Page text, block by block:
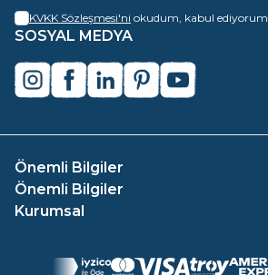
KVKK Sözleşmesi'ni okudum, kabul ediyorum.
SOSYAL MEDYA
instagramfacebooklinkedinpinterestyoutube
Önemli Bilgiler
Önemli Bilgiler
Kurumsal